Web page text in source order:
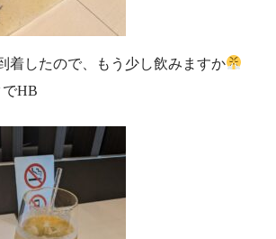
着したので、もう少し飲みますか
でHB